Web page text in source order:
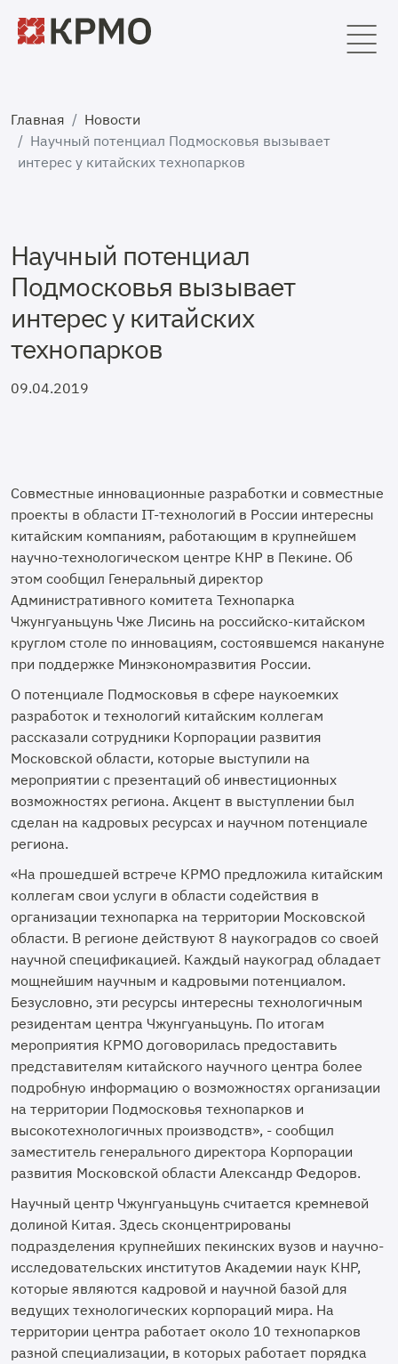
Главная
Новости
Научный потенциал Подмосковья вызывает
интерес у китайских технопарков
Научный потенциал
Подмосковья вызывает
интерес у китайских
технопарков
09.04.2019
Совместные инновационные разработки и совместные
проекты в области IT-технологий в России интересны
китайским компаниям, работающим в крупнейшем
научно-технологическом центре КНР в Пекине. Об
этом сообщил Генеральный директор
Административного комитета Технопарка
Чжунгуаньцунь Чже Лисинь на российско-китайском
круглом столе по инновациям, состоявшемся накануне
при поддержке Минэкономразвития России.
О потенциале Подмосковья в сфере наукоемких
разработок и технологий китайским коллегам
рассказали сотрудники Корпорации развития
Московской области, которые выступили на
мероприятии с презентаций об инвестиционных
возможностях региона. Акцент в выступлении был
сделан на кадровых ресурсах и научном потенциале
региона.
«На прошедшей встрече КРМО предложила китайским
коллегам свои услуги в области содействия в
организации технопарка на территории Московской
области. В регионе действуют 8 наукоградов со своей
научной спецификацией. Каждый наукоград обладает
мощнейшим научным и кадровыми потенциалом.
Безусловно, эти ресурсы интересны технологичным
резидентам центра Чжунгуаньцунь. По итогам
мероприятия КРМО договорилась предоставить
представителям китайского научного центра более
подробную информацию о возможностях организации
на территории Подмосковья технопарков и
высокотехнологичных производств», - сообщил
заместитель генерального директора Корпорации
развития Московской области Александр Федоров.
Научный центр Чжунгуаньцунь считается кремневой
долиной Китая. Здесь сконцентрированы
подразделения крупнейших пекинских вузов и научно-
исследовательских институтов Академии наук КНР,
которые являются кадровой и научной базой для
ведущих технологических корпораций мира. На
территории центра работает около 10 технопарков
разной специализации, в которых работает порядка